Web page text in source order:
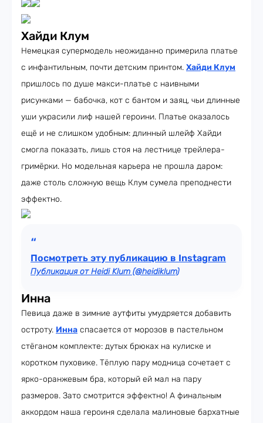
Хайди Клум
Немецкая супермодель неожиданно примерила платье
с инфантильным, почти детским принтом. Хайди Клум
пришлось по душе макси-платье с наивными
рисунками — бабочка, кот с бантом и заяц, чьи длинные
уши украсили лиф нашей героини. Платье оказалось
ещё и не слишком удобным: длинный шлейф Хайди
смогла показать, лишь стоя на лестнице трейлера-
гримёрки. Но модельная карьера не прошла даром:
даже столь сложную вещь Клум сумела преподнести
эффектно.
Посмотреть эту публикацию в Instagram
Публикация от Heidi Klum (@heidiklum)
Инна
Певица даже в зимние аутфиты умудряется добавить
остроту. Инна спасается от морозов в пастельном
стёганом комплекте: дутых брюках на кулиске и
коротком пуховике. Тёплую пару модница сочетает с
ярко-оранжевым бра, который ей мал на пару
размеров. Зато смотрится эффектно! А финальным
аккордом наша героиня сделала малиновые бархатные